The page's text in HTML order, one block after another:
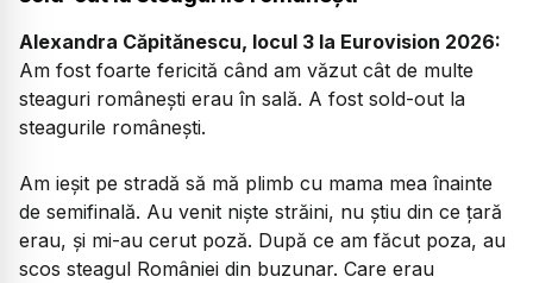
Alexandra Căpitănescu, locul 3 la Eurovision 2026:
Am fost foarte fericită când am văzut cât de multe
steaguri românești erau în sală. A fost sold-out la
steagurile românești.
Am ieșit pe stradă să mă plimb cu mama mea înainte
de semifinală. Au venit niște străini, nu știu din ce țară
erau, și mi-au cerut poză. După ce am făcut poza, au
scos steagul României din buzunar. Care erau